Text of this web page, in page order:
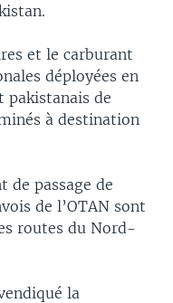
et le carburant
déployées en
pakistanais de
à destination
de passage de
de l’OTAN sont
routes du Nord-
la